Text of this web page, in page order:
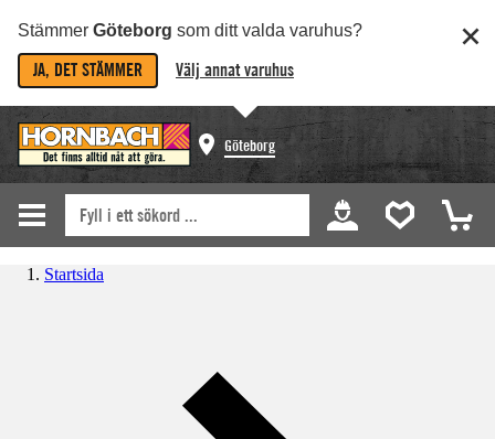
Stämmer Göteborg som ditt valda varuhus?
JA, DET STÄMMER Välj annat varuhus
Göteborg
Startsida